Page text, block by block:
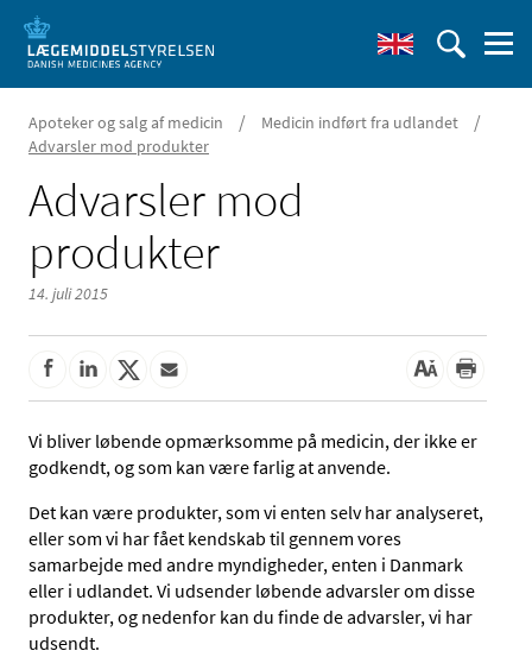
Apoteker og salg af medicin / Medicin indført fra udlandet /
Advarsler mod produkter
Advarsler mod
produkter
14. juli 2015
Vi bliver løbende opmærksomme på medicin, der ikke er
godkendt, og som kan være farlig at anvende.
Det kan være produkter, som vi enten selv har analyseret,
eller som vi har fået kendskab til gennem vores
samarbejde med andre myndigheder, enten i Danmark
eller i udlandet. Vi udsender løbende advarsler om disse
produkter, og nedenfor kan du finde de advarsler, vi har
udsendt.